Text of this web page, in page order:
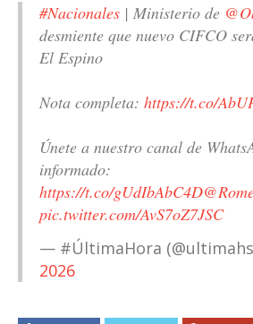
#Nacionales | Ministerio de
desmiente que nuevo CIFCO
El Espino
Nota completa: https://t.co/
Únete a nuestro canal de
informado:
https://t.co/gUdIbAbC4D
pic.twitter.com/AvS7oZ7JSC
— #ÚltimaHora
2026